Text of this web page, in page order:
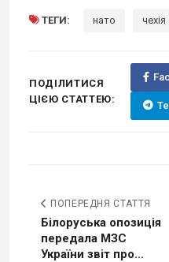
ТЕГИ: нато чехія
ПОДІЛИТИСЯ
ЦІЄЮ СТАТТЕЮ:
ПОПЕРЕДНЯ СТАТТЯ
Білоруська опозиція
передала МЗС
України звіт про...